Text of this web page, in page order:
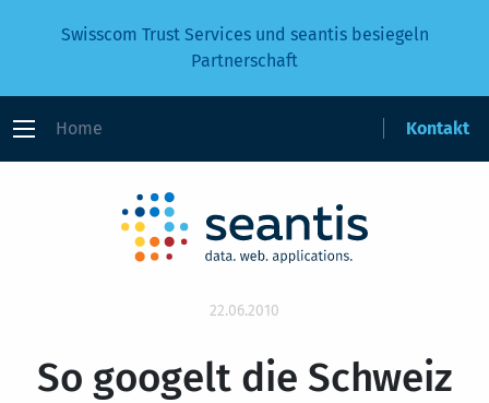
Swisscom Trust Services und seantis besiegeln
Partnerschaft
Home Kontakt
22.06.2010
So googelt die Schweiz